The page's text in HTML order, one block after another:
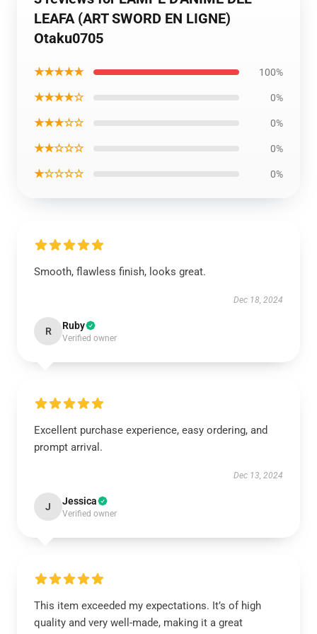
LEAFA (ART SWORD EN LIGNE)
Otaku0705
★★★★★ 100%
★★★★☆ 0%
★★★☆☆ 0%
★★☆☆☆ 0%
★☆☆☆☆ 0%
Smooth, flawless finish, looks great.
Dec 18, 2024
R Ruby
Verified owner
Excellent purchase experience, easy ordering, and
prompt arrival.
Dec 13, 2024
J Jessica
Verified owner
This item exceeded my expectations. It’s of high
quality and very well-made, making it a great